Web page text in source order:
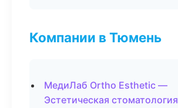
Компании в Тюмень
МедиЛаб Ortho Esthetic —
Эстетическая стоматология